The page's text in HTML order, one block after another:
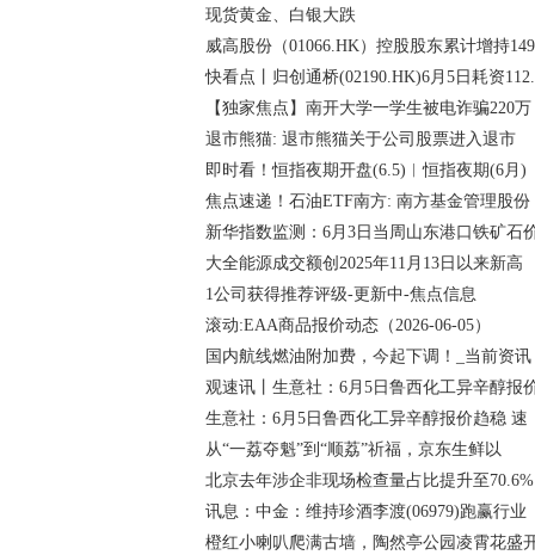
现货黄金、白银大跌
威高股份（01066.HK）控股股东累计增持
快看点丨归创通桥(02190.HK)6月5日耗资112.
【独家焦点】南开大学一学生被电诈骗220万
退市熊猫: 退市熊猫关于公司股票进入退市
即时看！恒指夜期开盘(6.5)︱恒指夜期(6月)
焦点速递！石油ETF南方: 南方基金管理股份
新华指数监测：6月3日当周山东港口铁矿石
大全能源成交额创2025年11月13日以来新高
1公司获得推荐评级-更新中-焦点信息
滚动:EAA商品报价动态（2026-06-05）
国内航线燃油附加费，今起下调！_当前资讯
观速讯丨生意社：6月5日鲁西化工异辛醇报
生意社：6月5日鲁西化工异辛醇报价趋稳 速
从“一荔夺魁”到“顺荔”祈福，京东生鲜以
北京去年涉企非现场检查量占比提升至70.6%
讯息：中金：维持珍酒李渡(06979)跑赢行业
橙红小喇叭爬满古墙，陶然亭公园凌霄花盛